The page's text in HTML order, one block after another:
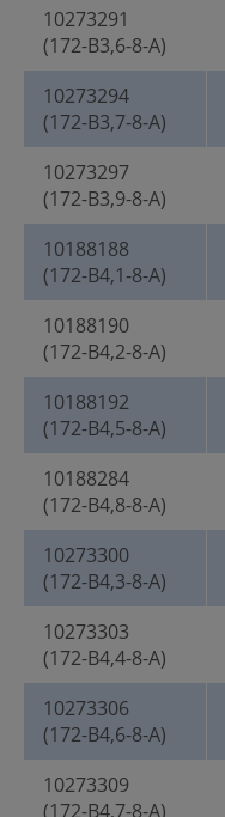
10273291
(172-B3,6-8-A)
10273294
(172-B3,7-8-A)
10273297
(172-B3,9-8-A)
10188188
(172-B4,1-8-A)
10188190
(172-B4,2-8-A)
10188192
(172-B4,5-8-A)
10188284
(172-B4,8-8-A)
10273300
(172-B4,3-8-A)
10273303
(172-B4,4-8-A)
10273306
(172-B4,6-8-A)
10273309
(172-B4,7-8-A)